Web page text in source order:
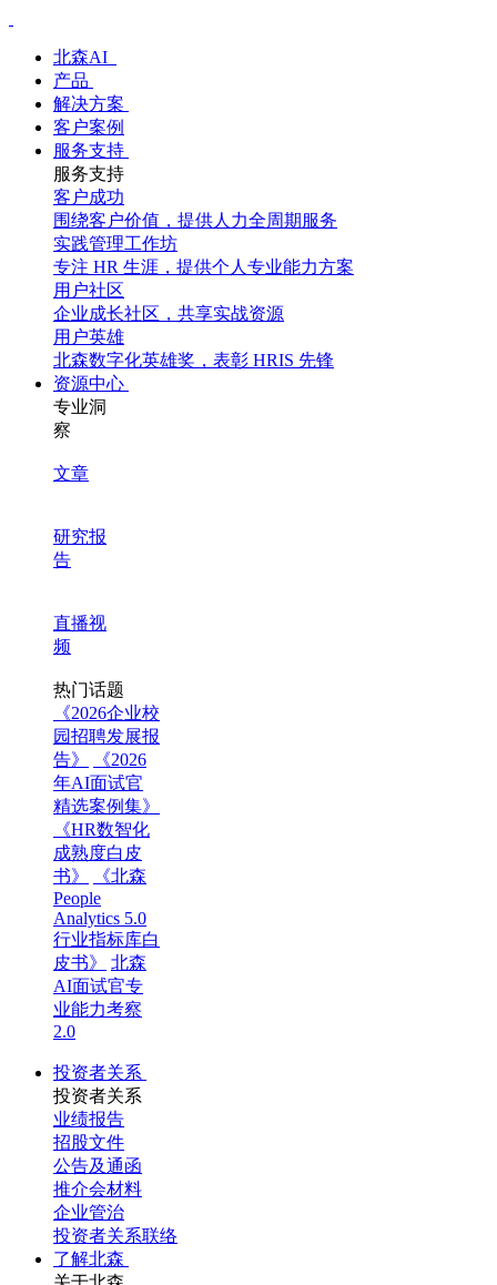
北森AI
产品
解决方案
客户案例
服务支持
服务支持
客户成功
围绕客户价值，提供人力全周期服务
实践管理工作坊
专注 HR 生涯，提供个人专业能力方案
用户社区
企业成长社区，共享实战资源
用户英雄
北森数字化英雄奖，表彰 HRIS 先锋
资源中心
专业洞
察
文章
研究报
告
直播视
频
热门话题
《2026企业校
园招聘发展报
告》
《2026
年AI面试官
精选案例集》
《HR数智化
成熟度白皮
书》
《北森
People
Analytics 5.0
行业指标库白
皮书》
北森
AI面试官专
业能力考察
2.0
投资者关系
投资者关系
业绩报告
招股文件
公告及通函
推介会材料
企业管治
投资者关系联络
了解北森